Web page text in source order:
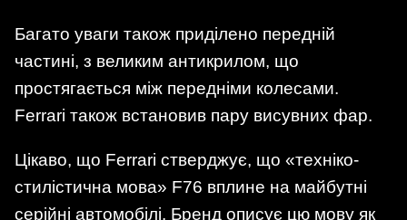
Багато уваги також приділено передній
частині, з великим антикрилом, що
простягається між передніми колесами.
Ferrari також встановив пару висувних фар.
Цікаво, що Ferrari стверджує, що «техніко-
стилістична мова» F76 вплине на майбутні
серійні автомобілі. Бренд описує цю мову як